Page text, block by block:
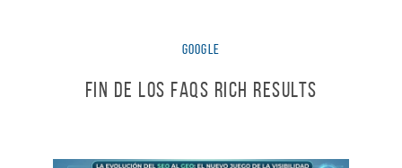
Google
Fin de los FAQs Rich Results